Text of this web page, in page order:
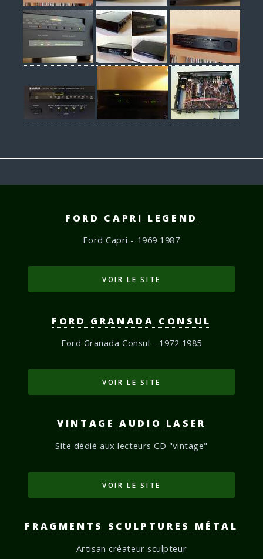
FORD CAPRI LEGEND
Ford Capri - 1969 1987
VOIR LE SITE
FORD GRANADA CONSUL
Ford Granada Consul - 1972 1985
VOIR LE SITE
VINTAGE AUDIO LASER
Site dédié aux lecteurs CD "vintage"
VOIR LE SITE
FRAGMENTS SCULPTURES MÉTAL
Artisan créateur sculpteur